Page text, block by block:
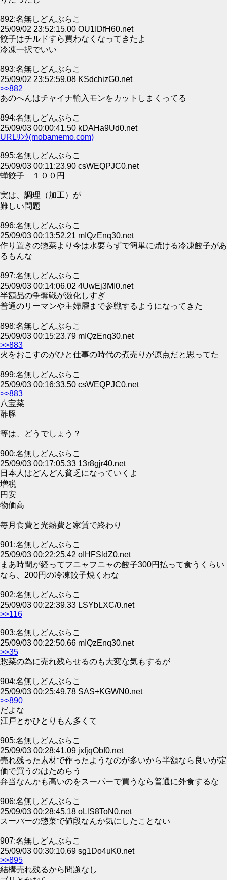
892:名無しどんぶらこ
25/09/02 23:52:15.00 OU1IDfH60.net
餃子はチルドすら買わなくなってきたよ
冷凍一択でいい
893:名無しどんぶらこ
25/09/02 23:52:59.08 KSdchizG0.net
>>882
あのへんはチャイナ輸入モンをカットしまくってる
894:名無しどんぶらこ
25/09/03 00:00:41.50 kDAHa9Ud0.net
URLﾘﾝｸ(mobamemo.com)
895:名無しどんぶらこ
25/09/03 00:11:23.90 csWEQPJC0.net
蝉餃子 １００円
実は、調理（加工）が
難しい問題
896:名無しどんぶらこ
25/09/03 00:13:52.21 mIQzEnq30.net
作り置きの惣菜より今は水要らずで簡単に焼ける冷凍餃子があ
るもんな
897:名無しどんぶらこ
25/09/03 00:14:06.02 4UwEj3MI0.net
半額品の争奪戦が激化しすぎ
普通のリーマンや主婦層まで参戦するようになってきた
898:名無しどんぶらこ
25/09/03 00:15:23.79 mIQzEnq30.net
>>883
火をおこすのがひと仕事の時代の煮売りが原点だと思ってた
899:名無しどんぶらこ
25/09/03 00:16:33.50 csWEQPJC0.net
>>883
八宝菜
酢豚
等は、どうでしょう？
900:名無しどんぶらこ
25/09/03 00:17:05.33 13r8gjr40.net
日本人はどんどん貧乏になっていくよ
増税
円安
物価高
毎月食費と光熱費と家賃で終わり
901:名無しどんぶらこ
25/09/03 00:22:25.42 oIHFSldZ0.net
まあ時間が経ってフニャフニャの餃子300円払って食うくらい
なら、200円の冷凍餃子焼くわな
902:名無しどんぶらこ
25/09/03 00:22:39.33 LSYbLXC/0.net
>>116
903:名無しどんぶらこ
25/09/03 00:22:50.66 mIQzEnq30.net
>>35
惣菜の為に売れ残らせるのも大変な気もするが
904:名無しどんぶらこ
25/09/03 00:25:49.78 SAS+KGWN0.net
>>890
だよな
江戸とかひとりもん多くて
905:名無しどんぶらこ
25/09/03 00:28:41.09 jxfjqObf0.net
売れ残った素材で作ったようなのが多いから半額なら良いが定
価で買うのはためらう
弁当なんかも高いのをスーパーで買うなら普通に外食するな
906:名無しどんぶらこ
25/09/03 00:28:45.18 oLlS8ToN0.net
スーパーの惣菜で値段なんか気にしたことない
907:名無しどんぶらこ
25/09/03 00:30:10.69 sg1Do4uK0.net
>>895
結構売れ残るから問題なし